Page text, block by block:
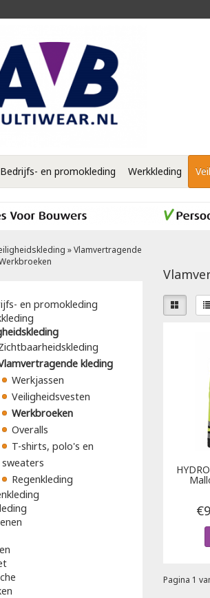
Bedrijfs- en promokleding Werkkleding
»Vlamvertragende
en promokleding
kleding
Werkjassen
Veiligheidsvesten
Werkbroeken
Overalls
T-shirts, polo's en
sweaters
Regenkleding
Pagina 1